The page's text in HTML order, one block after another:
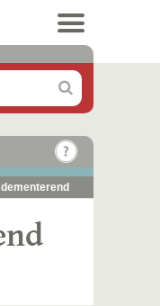
dementerend